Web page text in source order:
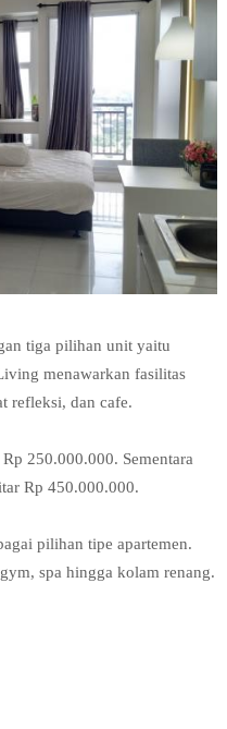
tiga pilihan unit yaitu
menawarkan fasilitas
refleksi, dan cafe.
250.000.000. Sementara
Rp 450.000.000.
pilihan tipe apartemen.
spa hingga kolam renang.